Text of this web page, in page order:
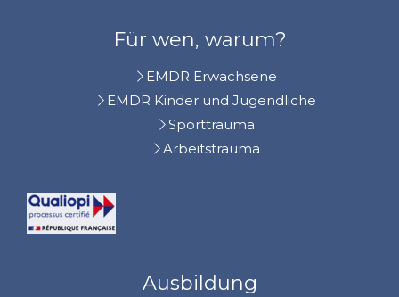
Für wen, warum?
EMDR Erwachsene
EMDR Kinder und Jugendliche
Sporttrauma
Arbeitstrauma
Ausbildung